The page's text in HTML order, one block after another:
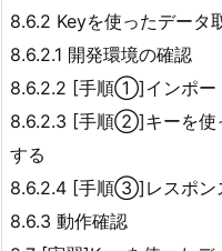
8.6.2 Keyを使ったデータ
8.6.2.1 開発環境の確認
8.6.2.2 [手順①]インポー
8.6.2.3 [手順②]キーを使
する
8.6.2.4 [手順③]レスポン
8.6.3 動作確認